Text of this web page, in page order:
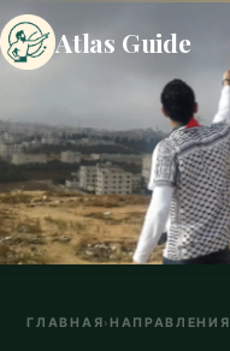
Atlas Guide
ГЛАВНАЯ›НАПРАВЛЕНИЯ